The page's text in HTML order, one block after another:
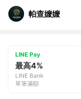
帕查嬤嬤
LINE Pay
最高4%
LINE Bank
單筆滿額